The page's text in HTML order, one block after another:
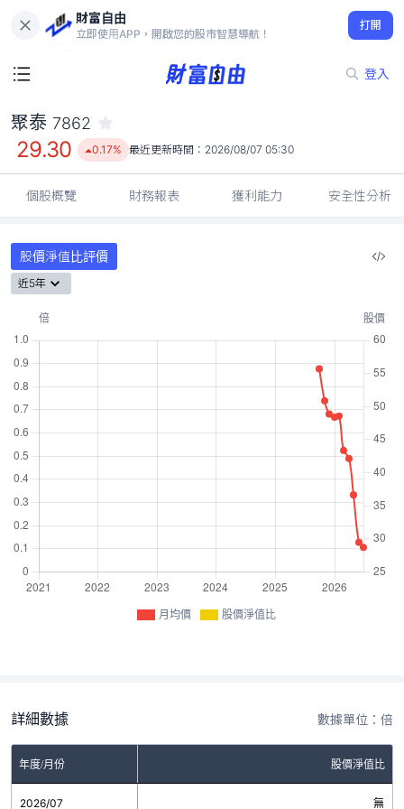
財富自由
立即使用APP，開啟您的股市智慧導航！
打開
登入
29.30
0.17%
聚泰 7862
29.30 0.17% 最近更新時間： 2026/08/07 05:30
個股概覽 財務報表 獲利能力 安全性分析
股價淨值比評價
近5年
月均價 股價淨值比
詳細數據 數據單位：倍
年度/月份 股價淨值比
2026/07 無